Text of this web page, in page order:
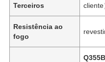
Terceiros
cliente
Resistência ao
fogo